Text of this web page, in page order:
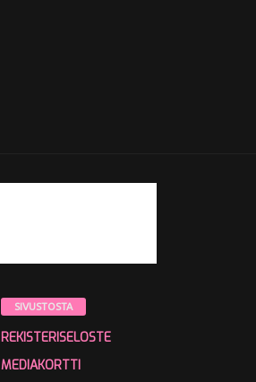
SIVUSTOSTA
REKISTERISELOSTE
MEDIAKORTTI